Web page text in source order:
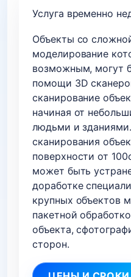
Услуга временно
Объекты со
моделирование
возможным, могут
помощи 3D
сканирование
начиная от
людьми и
сканирования
поверхности от
может быть
доработке
крупных объектов
пакетной
объекта,
сторон.